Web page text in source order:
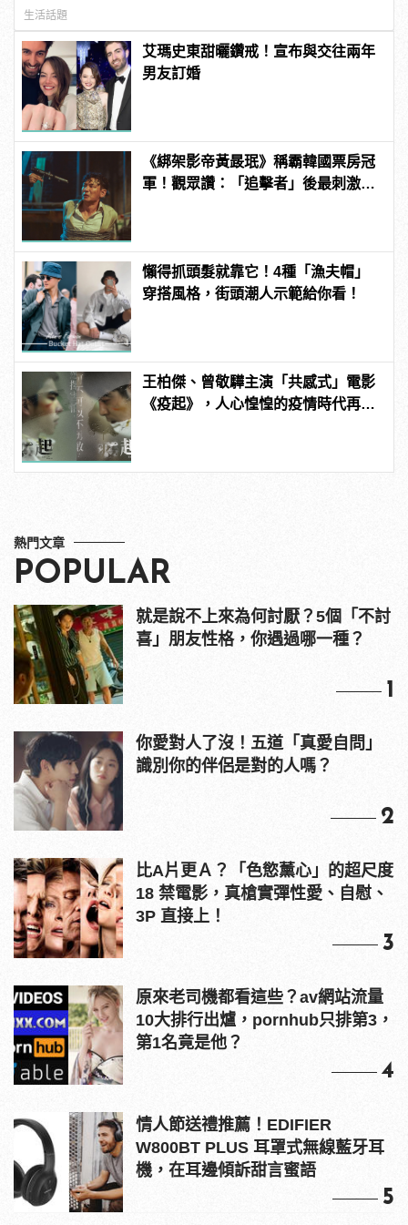
生活話題
艾瑪史東甜曬鑽戒！宣布與交往兩年
男友訂婚
《綁架影帝黃晸珉》稱霸韓國票房冠
軍！觀眾讚：「追擊者」後最刺激的
懶得抓頭髮就靠它！4種「漁夫帽」
穿搭風格，街頭潮人示範給你看！
王柏傑、曾敬驊主演「共感式」電影
《疫起》，人心惶惶的疫情時代再度
熱門文章
POPULAR
就是說不上來為何討厭？5個「不討
喜」朋友性格，你遇過哪一種？
1
你愛對人了沒！五道「真愛自問」
識別你的伴侶是對的人嗎？
2
比A片更Ａ？「色慾薰心」的超尺度
18 禁電影，真槍實彈性愛、自慰、
3P 直接上！
3
原來老司機都看這些？av網站流量
10大排行出爐，pornhub只排第3，
第1名竟是他？
4
情人節送禮推薦！EDIFIER
W800BT PLUS 耳罩式無線藍牙耳
機，在耳邊傾訴甜言蜜語
5